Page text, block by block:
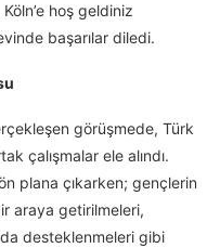
hoş geldiniz
başarılar diledi.
görüşmede, Türk
çalışmalar ele alındı.
plana çıkarken; gençlerin
araya getirilmeleri,
desteklenmeleri gibi